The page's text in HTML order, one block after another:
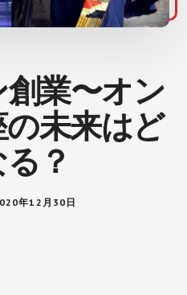
業〜オン
未来はど
？
年12月30日